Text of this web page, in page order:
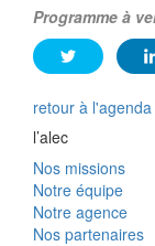
Programme à
retour à l'agenda
l’alec
Nos missions
Notre équipe
Notre agence
Nos partenaires